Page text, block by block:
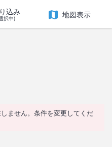
込み
択中) 地図表示
ません。条件を変更してくだ